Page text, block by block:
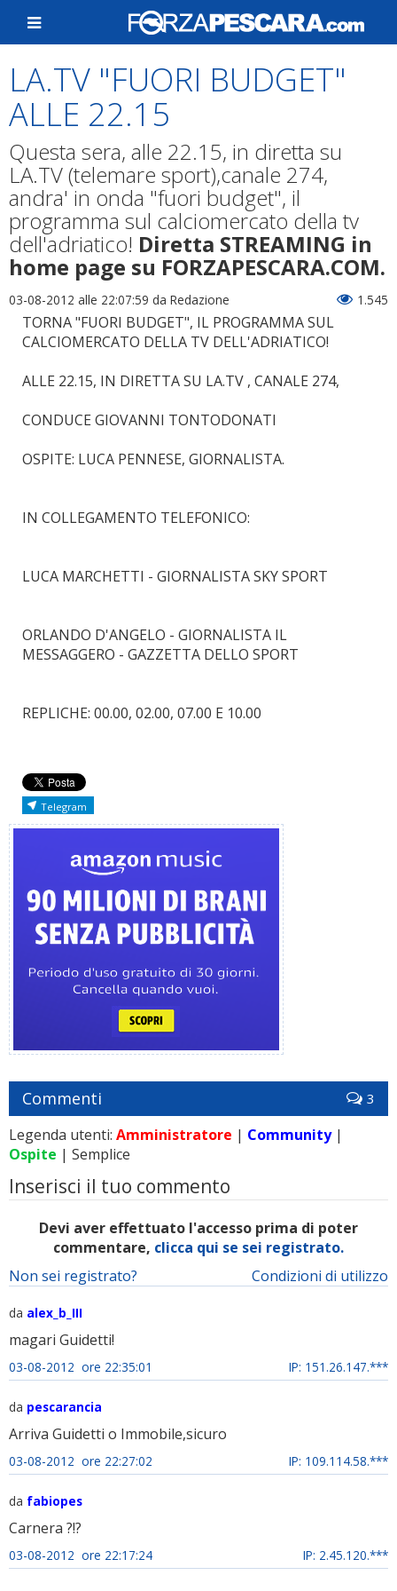
LA.TV "FUORI BUDGET"
ALLE 22.15
Questa sera, alle 22.15, in diretta su
LA.TV (telemare sport),canale 274,
andra' in onda "fuori budget", il
programma sul calciomercato della tv
dell'adriatico! Diretta STREAMING in
home page su FORZAPESCARA.COM.
03-08-2012 alle 22:07:59 da Redazione 1.545
TORNA "FUORI BUDGET", IL PROGRAMMA SUL
CALCIOMERCATO DELLA TV DELL'ADRIATICO!
ALLE 22.15, IN DIRETTA SU LA.TV , CANALE 274,
CONDUCE GIOVANNI TONTODONATI
OSPITE: LUCA PENNESE, GIORNALISTA.
IN COLLEGAMENTO TELEFONICO:
LUCA MARCHETTI - GIORNALISTA SKY SPORT
ORLANDO D'ANGELO - GIORNALISTA IL
MESSAGGERO - GAZZETTA DELLO SPORT
REPLICHE: 00.00, 02.00, 07.00 E 10.00
Telegram
Commenti 3
Legenda utenti: Amministratore | Community|
Ospite | Semplice
Inserisci il tuo commento
Devi aver effettuato l'accesso prima di poter
commentare, clicca qui se sei registrato.
Condizioni di utilizzo
Non sei registrato?
da alex_b_III
magari Guidetti!
03-08-2012 ore 22:35:01 IP: 151.26.147.***
da pescarancia
Arriva Guidetti o Immobile,sicuro
03-08-2012 ore 22:27:02 IP: 109.114.58.***
da fabiopes
Carnera ?!?
03-08-2012 ore 22:17:24 IP: 2.45.120.***